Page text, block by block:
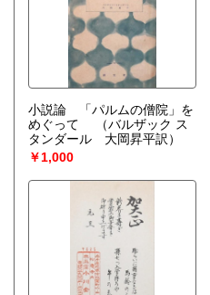
小説論 「パルムの僧院」を
めぐって
（バルザック ス
タンダール 大岡昇平訳）
￥1,000